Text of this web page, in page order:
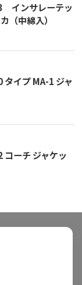
インサレーテッ
（中綿入）
イプ MA-1 ジャ
ーチ ジャケッ